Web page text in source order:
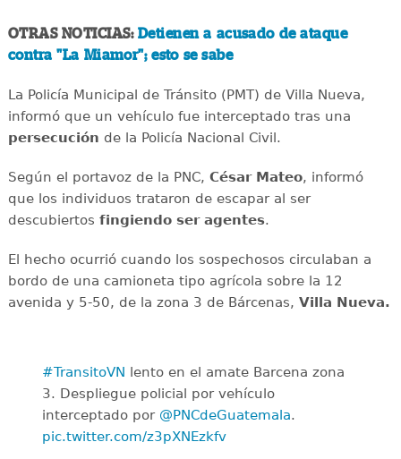
OTRAS NOTICIAS: Detienen a acusado de ataque
contra "La Miamor"; esto se sabe
La Policía Municipal de Tránsito (PMT) de Villa Nueva,
informó que un vehículo fue interceptado tras una
persecución de la Policía Nacional Civil.
Según el portavoz de la PNC, César Mateo, informó
que los individuos trataron de escapar al ser
descubiertos fingiendo ser agentes.
El hecho ocurrió cuando los sospechosos circulaban a
bordo de una camioneta tipo agrícola sobre la 12
avenida y 5-50, de la zona 3 de Bárcenas, Villa Nueva.
#TransitoVN lento en el amate Barcena zona
3. Despliegue policial por vehículo
interceptado por @PNCdeGuatemala.
pic.twitter.com/z3pXNEzkfv